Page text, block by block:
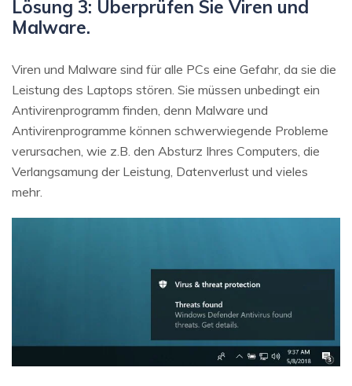
Lösung 3: Überprüfen Sie Viren und
Malware.
Viren und Malware sind für alle PCs eine Gefahr, da sie die
Leistung des Laptops stören. Sie müssen unbedingt ein
Antivirenprogramm finden, denn Malware und
Antivirenprogramme können schwerwiegende Probleme
verursachen, wie z.B. den Absturz Ihres Computers, die
Verlangsamung der Leistung, Datenverlust und vieles
mehr.